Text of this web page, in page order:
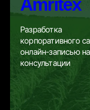
Amritex
Разработка
корпоративного
онлайн-записью
консультации